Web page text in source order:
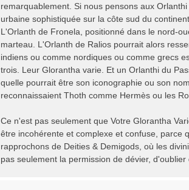
remarquablement. Si nous pensons aux
urbaine sophistiquée sur la côte sud du
L'Orlanth de Fronela, positionné dans le nord-
marteau. L'Orlanth de Ralios pourrait alors
indiens ou comme nordiques ou comme grecs
trois. Leur Glorantha varie. Et un Orlanthi du
quelle pourrait être son iconographie ou son
reconnaissaient Thoth comme Hermès ou les
Ce n'est pas seulement que Votre Glorantha
être incohérente et complexe et confuse, parce
rapprochons de Deities & Demigods, où les
pas seulement la permission de dévier,